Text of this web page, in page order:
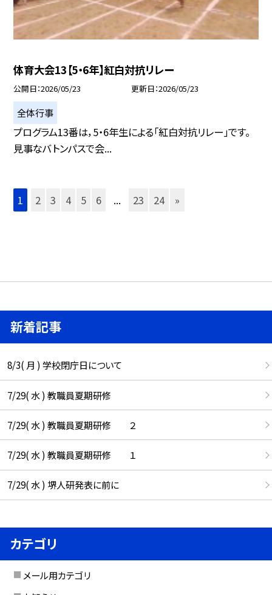
体育大会13【5・6年】紅白対抗リレー
公開日 2026/05/23 更新日 2026/05/23
全体行事
プログラム13番は，5・6年生による「紅白対抗リレー」です。
見事なバトンパスで会...
1 2 3 4 5 6 ... 23 24 »
新着記事
8/3( 月 ) 学校閉庁日について
7/29( 水 ) 教職員夏期研修
7/29( 水 ) 教職員夏期研修 ２
7/29( 水 ) 教職員夏期研修 １
7/29( 水 ) 堺人研発表に前に
カテゴリ
メール用カテゴリ